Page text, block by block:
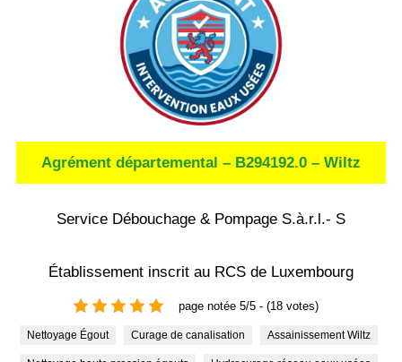
Agrément départemental – B294192.0 – Wiltz
Service Débouchage & Pompage S.à.r.l.- S
Établissement inscrit au RCS de Luxembourg
page notée 5/5 - (18 votes)
Nettoyage Égout Curage de canalisation Assainissement Wiltz